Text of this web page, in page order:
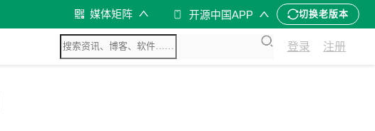
媒体矩阵 开源中国APP 切换老版本
登录 注册